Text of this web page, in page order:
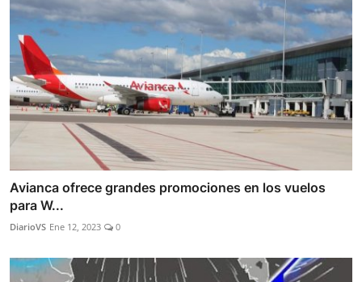
Avianca ofrece grandes promociones en los vuelos
para W...
DiarioVS Ene 12, 2023 0